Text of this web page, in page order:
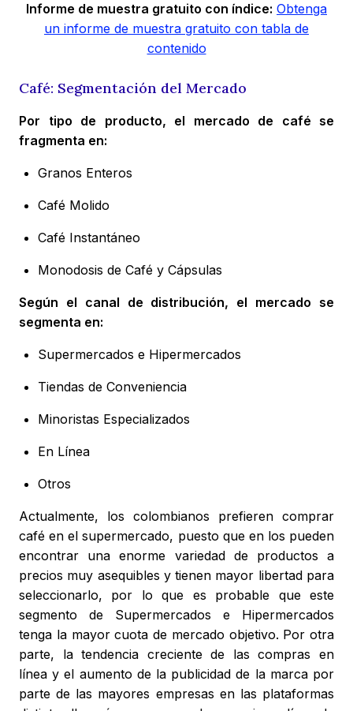
Informe de muestra gratuito con índice: Obtenga
un informe de muestra gratuito con tabla de
contenido
Café: Segmentación del Mercado
Por tipo de producto, el mercado de café se
fragmenta en:
Granos Enteros
Café Molido
Café Instantáneo
Monodosis de Café y Cápsulas
Según el canal de distribución, el mercado se
segmenta en:
Supermercados e Hipermercados
Tiendas de Conveniencia
Minoristas Especializados
En Línea
Otros
Actualmente, los colombianos prefieren comprar
café en el supermercado, puesto que en los pueden
encontrar una enorme variedad de productos a
precios muy asequibles y tienen mayor libertad para
seleccionarlo, por lo que es probable que este
segmento de Supermercados e Hipermercados
tenga la mayor cuota de mercado objetivo. Por otra
parte, la tendencia creciente de las compras en
línea y el aumento de la publicidad de la marca por
parte de las mayores empresas en las plataformas